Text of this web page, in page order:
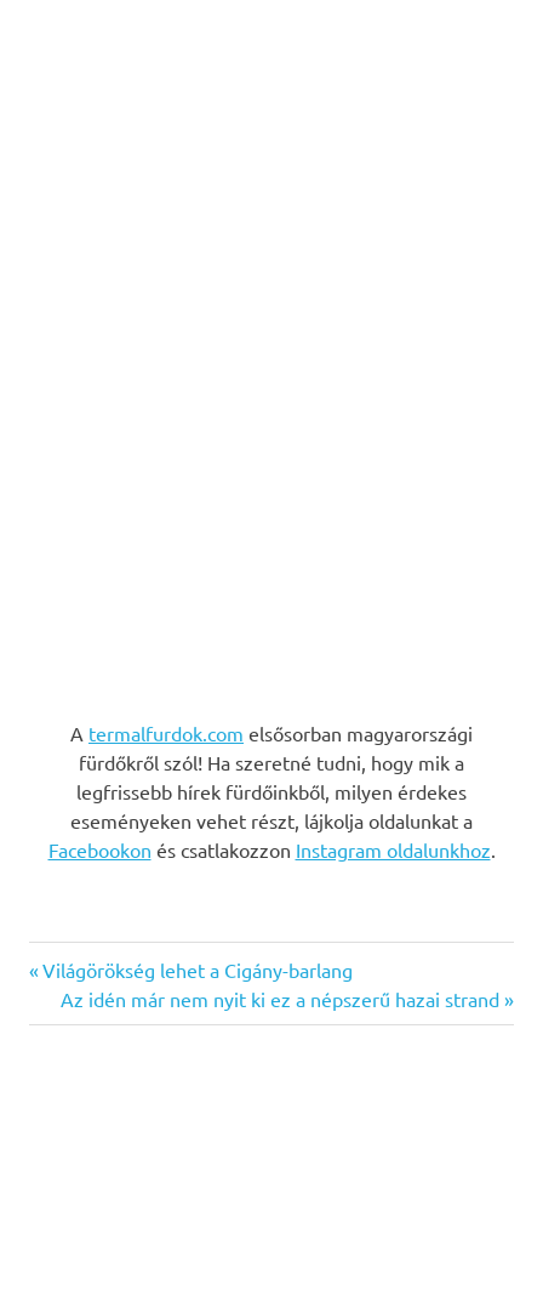
A termalfurdok.com elsősorban magyarországi
fürdőkről szól! Ha szeretné tudni, hogy mik a
legfrissebb hírek fürdőinkből, milyen érdekes
eseményeken vehet részt, lájkolja oldalunkat a
Facebookon és csatlakozzon Instagram oldalunkhoz
Bejegyzés
navigáció
Previous
Post:
Világörökség lehet a Cigány-barlang
Next
Post:
Az idén már nem nyit ki ez a népszerű hazai strand